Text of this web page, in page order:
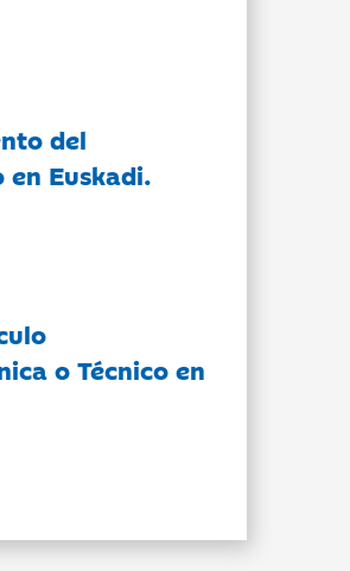
del
Euskadi.
o Técnico en